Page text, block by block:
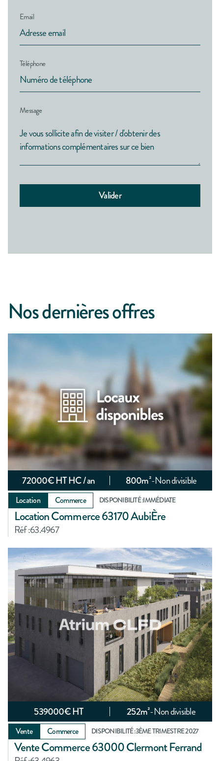
Email
Téléphone
Message
Nos dernières offres
72000€ HT HC / an 800m²-Non divisible
Location Commerce DISPONIBILITÉ :IMMÉDIATE
Location Commerce 63170 AubiÈre
Réf :63.4967
539000€ HT 252m²-Non divisible
Vente Commerce DISPONIBILITÉ :3ÈME TRIMESTRE 2027
Vente Commerce 63000 Clermont Ferrand